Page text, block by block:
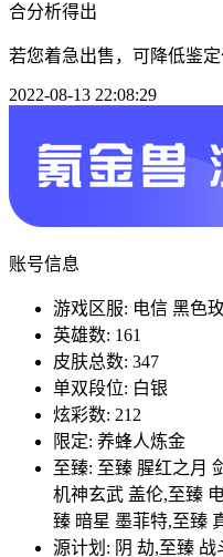
合分析得出
若您着急出售，可降低鉴
2022-08-13 22:08:29
账号信息
游戏区服: 电信 黑色
英雄数: 161
皮肤总数: 347
单双段位: 白银
炫彩数: 212
限定: 养蜂人炼金
至臻: 至臻 腥红之月
机神玄武 盖伦,至臻
臻 暗星 墨菲特,至臻
源计划: 阴 劫,至臻